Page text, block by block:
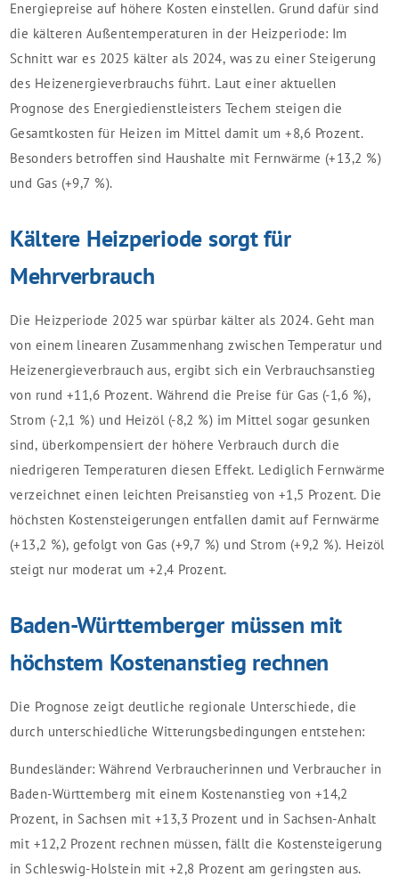
Energiepreise auf höhere Kosten einstellen. Grund dafür sind
die kälteren Außentemperaturen in der Heizperiode: Im
Schnitt war es 2025 kälter als 2024, was zu einer Steigerung
des Heizenergieverbrauchs führt. Laut einer aktuellen
Prognose des Energiedienstleisters Techem steigen die
Gesamtkosten für Heizen im Mittel damit um +8,6 Prozent.
Besonders betroffen sind Haushalte mit Fernwärme (+13,2 %)
und Gas (+9,7 %).
Kältere Heizperiode sorgt für
Mehrverbrauch
Die Heizperiode 2025 war spürbar kälter als 2024. Geht man
von einem linearen Zusammenhang zwischen Temperatur und
Heizenergieverbrauch aus, ergibt sich ein Verbrauchsanstieg
von rund +11,6 Prozent. Während die Preise für Gas (-1,6 %),
Strom (-2,1 %) und Heizöl (-8,2 %) im Mittel sogar gesunken
sind, überkompensiert der höhere Verbrauch durch die
niedrigeren Temperaturen diesen Effekt. Lediglich Fernwärme
verzeichnet einen leichten Preisanstieg von +1,5 Prozent. Die
höchsten Kostensteigerungen entfallen damit auf Fernwärme
(+13,2 %), gefolgt von Gas (+9,7 %) und Strom (+9,2 %). Heizöl
steigt nur moderat um +2,4 Prozent.
Baden-Württemberger müssen mit
höchstem Kostenanstieg rechnen
Die Prognose zeigt deutliche regionale Unterschiede, die
durch unterschiedliche Witterungsbedingungen entstehen:
Bundesländer: Während Verbraucherinnen und Verbraucher in
Baden-Württemberg mit einem Kostenanstieg von +14,2
Prozent, in Sachsen mit +13,3 Prozent und in Sachsen-Anhalt
mit +12,2 Prozent rechnen müssen, fällt die Kostensteigerung
in Schleswig-Holstein mit +2,8 Prozent am geringsten aus.